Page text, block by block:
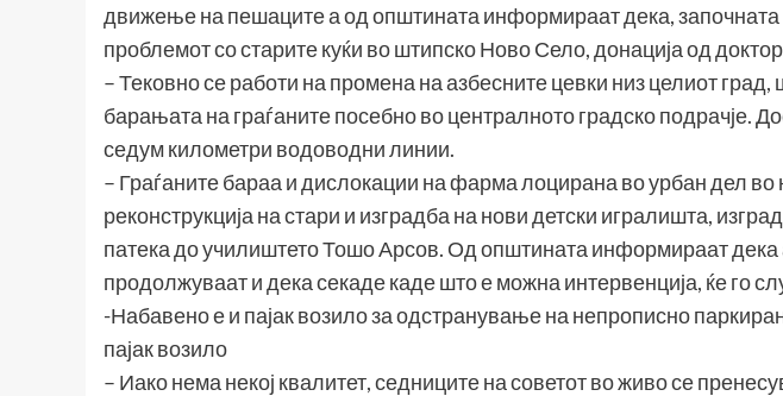
движење на пешаците а од општината информираат дека,
проблемот со старите куќи во штипско Ново Село, донација од
– Тековно се работи на промена на азбесните цевки низ целиот
барањата на граѓаните посебно во централното градско подрачје.
седум километри водоводни линии.
– Граѓаните бараа и дислокации на фарма лоцирана во урбан дел
реконструкција на стари и изградба на нови детски игралишта,
патека до училиштето Тошо Арсов. Од општината информираат дека
продолжуваат и дека секаде каде што е можна интервенција, ќе го
-Набавено е и пајак возило за одстранување на непрописно
пајак возило
– Иако нема некој квалитет, седниците на советот во живо се